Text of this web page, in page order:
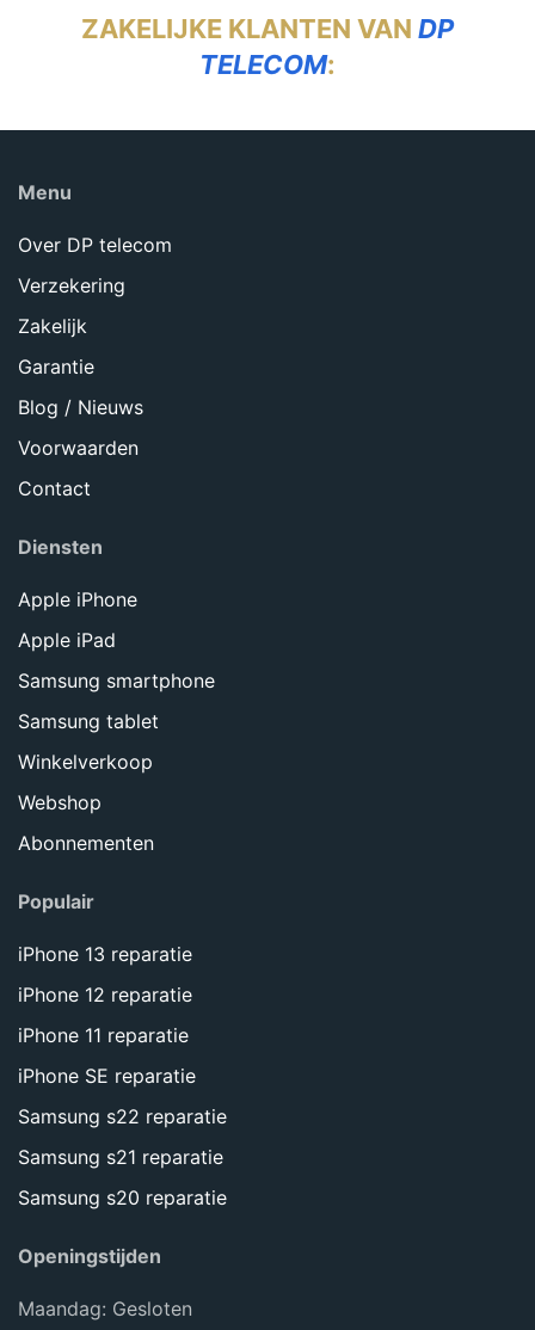
ZAKELIJKE KLANTEN VAN DP
TELECOM:
Menu
Over DP telecom
Verzekering
Zakelijk
Garantie
Blog / Nieuws
Voorwaarden
Contact
Diensten
Apple iPhone
Apple iPad
Samsung smartphone
Samsung tablet
Winkelverkoop
Webshop
Abonnementen
Populair
iPhone 13 reparatie
iPhone 12 reparatie
iPhone 11 reparatie
iPhone SE reparatie
Samsung s22 reparatie
Samsung s21 reparatie
Samsung s20 reparatie
Openingstijden
Maandag: Gesloten